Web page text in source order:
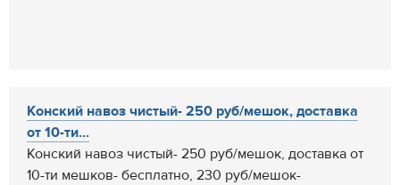
Конский навоз чистый- 250 руб/мешок, доставка
от 10-ти...
Конский навоз чистый- 250 руб/мешок, доставка от
10-ти мешков- бесплатно, 230 руб/мешок-